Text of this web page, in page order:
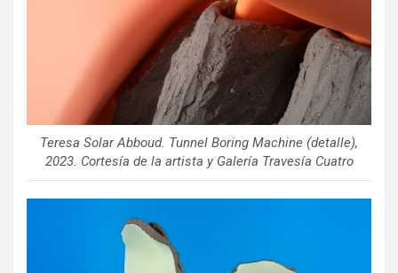
Teresa Solar Abboud. Tunnel Boring Machine (detalle),
2023. Cortesía de la artista y Galería Travesía Cuatro